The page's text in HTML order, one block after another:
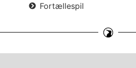
Fortællespil